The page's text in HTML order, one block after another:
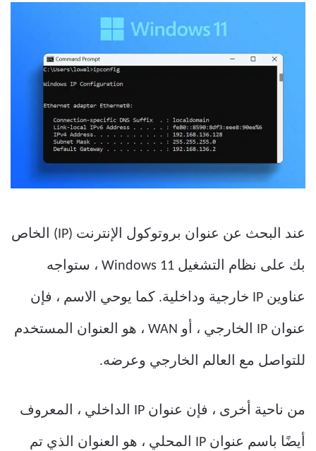
عند البحث عن عنوان بروتوكول الإنترنت (IP) الخاص
بك على نظام التشغيل Windows 11 ، ستواجه
عناوين IP خارجية وداخلية. كما يوحي الاسم ، فإن
عنوان IP الخارجي ، أو WAN ، هو العنوان المستخدم
للتواصل مع العالم الخارجي وعرضه.
من ناحية أخرى ، فإن عنوان IP الداخلي ، المعروف
أيضًا باسم عنوان IP المحلي ، هو العنوان الذي تم